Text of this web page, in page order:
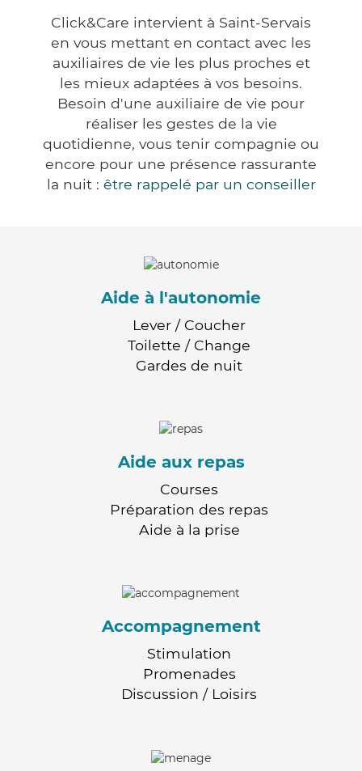
Click&Care intervient à Saint-Servais
en vous mettant en contact avec les
auxiliaires de vie les plus proches et
les mieux adaptées à vos besoins.
Besoin d'une auxiliaire de vie pour
réaliser les gestes de la vie
quotidienne, vous tenir compagnie ou
encore pour une présence rassurante
la nuit : être rappelé par un conseiller
Aide à l'autonomie
Lever / Coucher
Toilette / Change
Gardes de nuit
Aide aux repas
Courses
Préparation des repas
Aide à la prise
Accompagnement
Stimulation
Promenades
Discussion / Loisirs